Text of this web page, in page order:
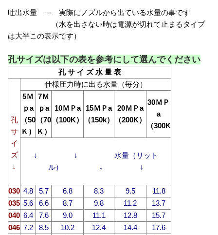
吐出水量 --- 実際にノズルから出ている水量の事です
（水を出さない時は電源が切れて止まるタイプ
は大半この表示です）
孔サイズは以下の表を参考にして選んでください
孔 サ イ ズ 水 量 表
孔
サ
イ
ズ
↓
仕様圧力時に出る水量（毎分）
5Ｍ
ｐa
（50
Ｋ）
7Ｍ
ｐa
（70
Ｋ）
10ＭＰa
（100K）
15ＭＰa
（150k）
20ＭＰa
（200K）
30ＭＰ
a
（300K
↓ ↓ 水量（リット
ル） ↓ ↓
030 4.8 5.7 6.8 8.3 9.5
11.8
035 5.6 6.6 8.7 9.8 11.2
13.7
040 6.4 7.6 9.0 11.1 12.8
15.7
046 7.2 8.5 10.2 12.4 14.4
17.6